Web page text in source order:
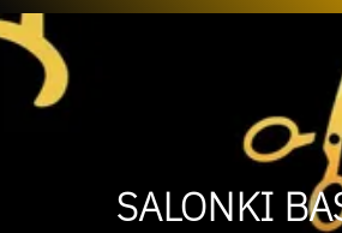
SALONKI